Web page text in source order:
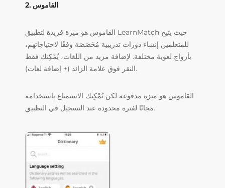
2. القاموس
القاموس هو ميزة فريدة لتطبيق LearnMatch حيث يتيح
للمتعلمين إنشاء دورات تدريبية مُخَصَصَة وفقًا لاحتياجاتهم،
بأزواج لغوية مختلفة. لإضافة مزيد من اللغات، يُمْكِنك فقط
النقر فوق علامة الزائد (+ إضافة لغات).
القاموس هو ميزة مدفوعة لكن يُمْكِنك الاستمتاع باستخدامه
مجانًا لفترة محدودة عند التسجيل في التطبيق.